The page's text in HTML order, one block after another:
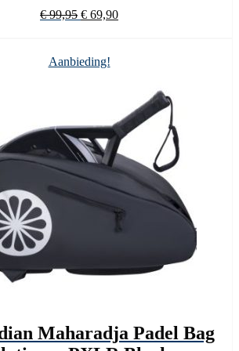
€99,95 Oorspronkelijke
€ 99,95.
€ 69,90Huidige
Aanbieding!
Maharadja Padel Bag